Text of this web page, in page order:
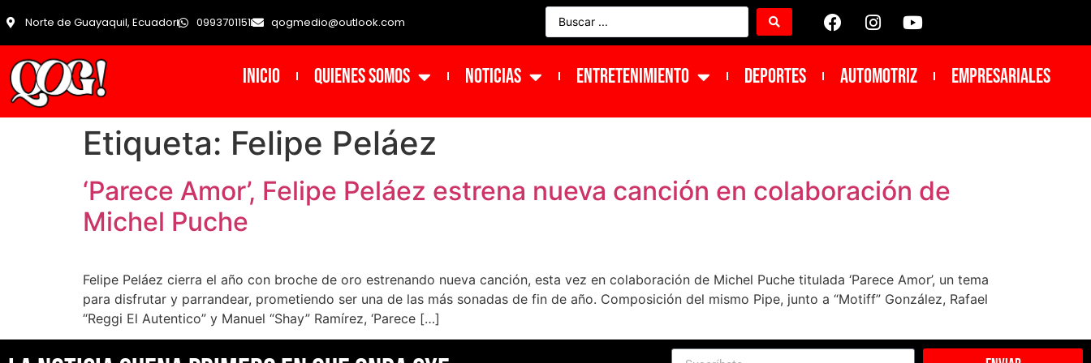
Norte de Guayaquil, Ecuador 0993701151 qogmedio@outlook.com
INICIO Quienes Somos NOTICIAS ENTRETENIMIENTO DEPORTES Automotriz Empresariales
Etiqueta: Felipe Peláez
‘Parece Amor’, Felipe Peláez estrena nueva canción en colaboración de
Michel Puche
Felipe Peláez cierra el año con broche de oro estrenando nueva canción, esta vez en colaboración de Michel Puche titulada ‘Parece Amor’, un tema
para disfrutar y parrandear, prometiendo ser una de las más sonadas de fin de año. Composición del mismo Pipe, junto a “Motiff” González, Rafael
“Reggi El Autentico” y Manuel “Shay” Ramírez, ‘Parece […]